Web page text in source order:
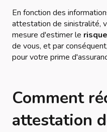
En fonction des
attestation de sinistralité,
mesure d'estimer le risque
de vous, et par
pour votre prime
Comment
attestation